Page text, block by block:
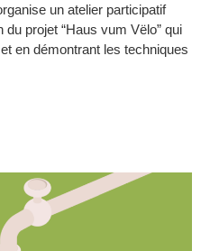
un atelier participatif
projet “Haus vum Vëlo” qui
en démontrant les techniques